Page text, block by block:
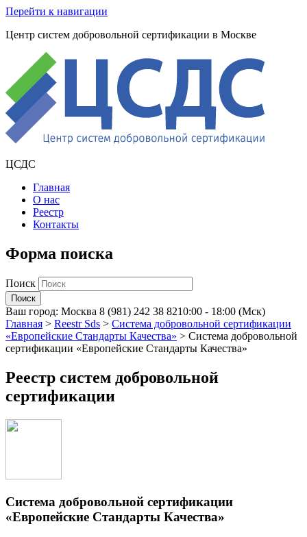
Перейти к навигации
Центр систем добровольной сертификации в Москве
ЦСДС
Главная
О нас
Реестр
Контакты
Форма поиска
Поиск
Ваш город: Москва 8 (981) 242 38 8210:00 - 18:00 (Мск)
Главная > Reestr Sds > Система добровольной сертификации
«Европейские Стандарты Качества» > Система добровольной
сертификации «Европейские Стандарты Качества»
Реестр систем добровольной
сертификации
Система добровольной сертификации
«Европейские Стандарты Качества»